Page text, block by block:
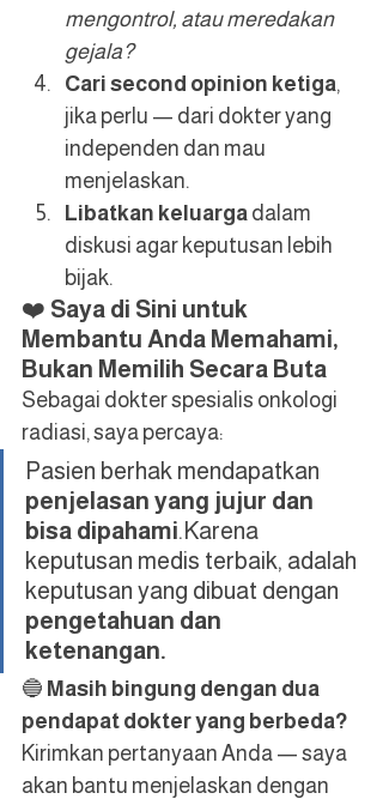
mengontrol, atau meredakan
gejala?
Cari second opinion ketiga,
jika perlu — dari dokter yang
independen dan mau
menjelaskan.
Libatkan keluarga dalam
diskusi agar keputusan lebih
bijak.
❤️ Saya di Sini untuk
Membantu Anda Memahami,
Bukan Memilih Secara Buta
Sebagai dokter spesialis onkologi
radiasi, saya percaya:
Pasien berhak mendapatkan
penjelasan yang jujur dan
bisa dipahami.Karena
keputusan medis terbaik, adalah
keputusan yang dibuat dengan
pengetahuan dan
ketenangan.
🔵 Masih bingung dengan dua
pendapat dokter yang berbeda?
Kirimkan pertanyaan Anda — saya
akan bantu menjelaskan dengan